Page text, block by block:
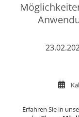
Erfahren Sie in